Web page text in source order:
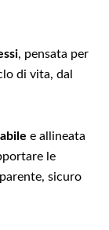
, pensata per
di vita, dal
e allineata
le
sicuro